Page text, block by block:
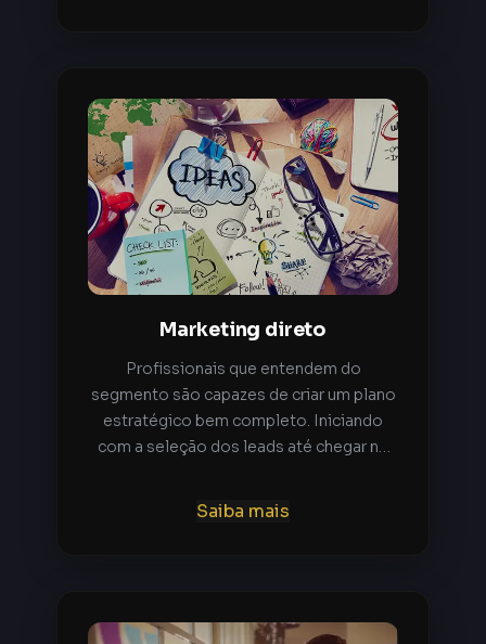
Marketing direto
Profissionais que entendem do
segmento são capazes de criar um plano
estratégico bem completo. Iniciando
com a seleção dos leads até chegar no
Saiba mais